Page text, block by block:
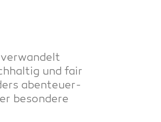
und fair
aben­teu­er­
beson­de­re